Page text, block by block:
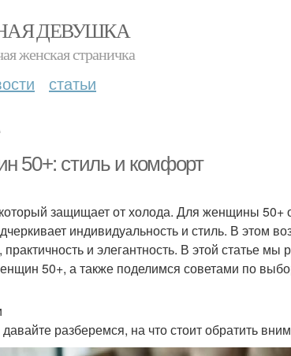
ДЕВУШКА
женская страничка
статьи
50+: стиль и комфорт
защищает от холода. Для женщины 50+
индивидуальность и стиль. В этом
и элегантность. В этой статье
50+, а также поделимся советами по
разберемся, на что стоит обратить